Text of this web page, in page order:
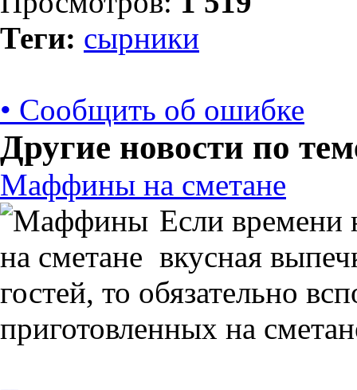
Теги: сырники
• Сообщить об ошибке
Другие новости по
Маффины на сметане
Если времени
вкусная
гостей, то обязательно
приготовленных на